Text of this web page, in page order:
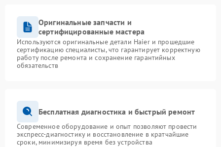
Оригинальные запчасти и
сертифицированные мастера
Используются оригинальные детали Haier и прошедшие
сертификацию специалисты, что гарантирует корректную
работу после ремонта и сохранение гарантийных
обязательств
Бесплатная диагностика и быстрый ремонт
Современное оборудование и опыт позволяют провести
экспресс-диагностику и восстановление в кратчайшие
сроки, минимизируя время без устройства